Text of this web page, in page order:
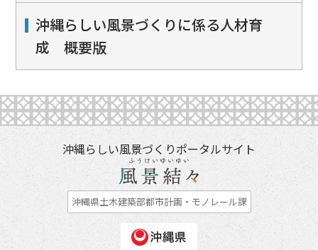
沖縄らしい風景づくりに係る人材育
成 概要版
沖縄らしい風景づくりポータルサイト
沖縄県土木建築部都市計画・モノレール課